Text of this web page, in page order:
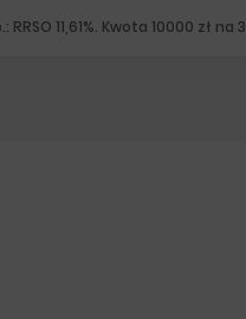
RRSO 11,61%. Kwota 10000 zł